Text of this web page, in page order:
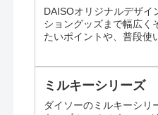
DAISOオリジナルデザイ
ショングッズまで幅広く
たいポイントや、普段使
ミルキーシリーズ
ダイソーのミルキーシリ